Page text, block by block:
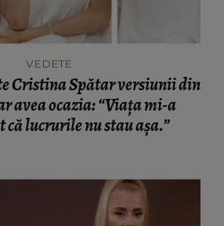
VEDETE
Cristina Spătar versiunii din
avea ocazia: “Viața mi-a
lucrurile nu stau așa.”